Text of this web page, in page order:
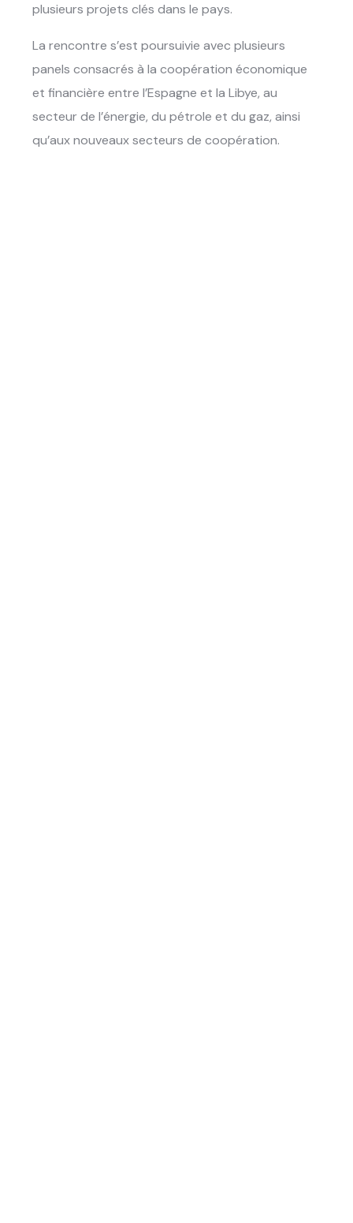
plusieurs projets clés dans le pays.
La rencontre s’est poursuivie avec plusieurs
panels consacrés à la coopération économique
et financière entre l’Espagne et la Libye, au
secteur de l’énergie, du pétrole et du gaz, ainsi
qu’aux nouveaux secteurs de coopération.